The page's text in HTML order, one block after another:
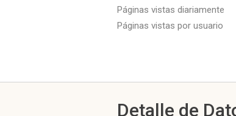
Páginas vistas diariamente
Páginas vistas por usuario
Detalle de